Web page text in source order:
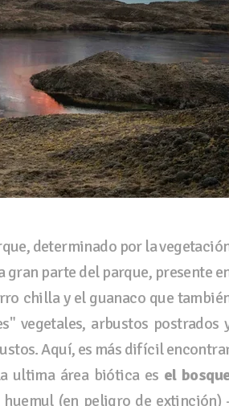
determinado por la
gran parte del parque, presente
chilla y el guanaco que
vegetales, arbustos postrados
Aquí, es más difícil
ultima área biótica es el
(en peligro de extinción)